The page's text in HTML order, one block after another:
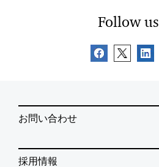
Follow us
お問い合わせ
採用情報